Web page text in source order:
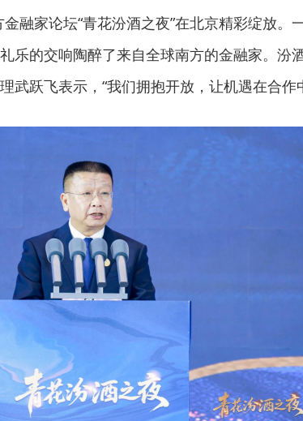
融家论坛“青花汾酒之夜”在北京精彩绽放。
乐的交响陶醉了来自全球南方的金融家。汾
武跃飞表示，“我们拥抱开放，让机遇在合作